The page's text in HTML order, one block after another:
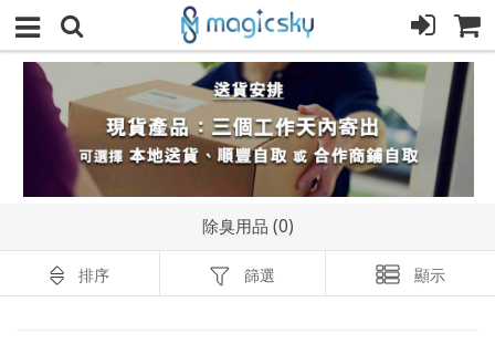
除臭用品 (0)
排序 篩選 顯示